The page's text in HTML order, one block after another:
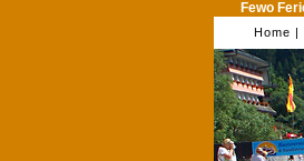
Fewo
Home |